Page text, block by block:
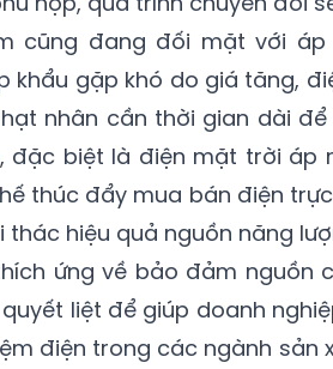
cũng đang đối mặt với
khẩu gặp khó do giá tăng,
nhân cần thời gian dài
đặc biệt là điện mặt trời áp
thúc đẩy mua bán điện
thác hiệu quả nguồn năng
ứng về bảo đảm nguồn
liệt để giúp doanh
điện trong các ngành sản